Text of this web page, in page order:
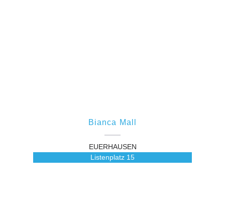
Bianca Mall
EUERHAUSEN
Listenplatz 15